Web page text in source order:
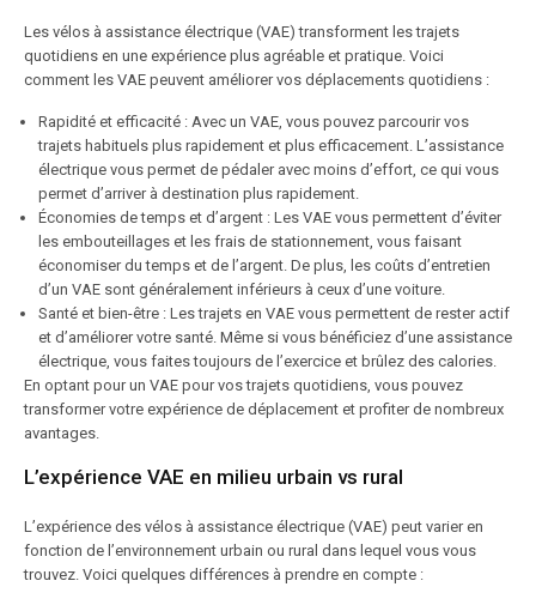
Les vélos à assistance électrique (VAE) transforment les trajets
quotidiens en une expérience plus agréable et pratique. Voici
comment les VAE peuvent améliorer vos déplacements quotidiens :
Rapidité et efficacité : Avec un VAE, vous pouvez parcourir vos
trajets habituels plus rapidement et plus efficacement. L’assistance
électrique vous permet de pédaler avec moins d’effort, ce qui vous
permet d’arriver à destination plus rapidement.
Économies de temps et d’argent : Les VAE vous permettent d’éviter
les embouteillages et les frais de stationnement, vous faisant
économiser du temps et de l’argent. De plus, les coûts d’entretien
d’un VAE sont généralement inférieurs à ceux d’une voiture.
Santé et bien-être : Les trajets en VAE vous permettent de rester actif
et d’améliorer votre santé. Même si vous bénéficiez d’une assistance
électrique, vous faites toujours de l’exercice et brûlez des calories.
En optant pour un VAE pour vos trajets quotidiens, vous pouvez
transformer votre expérience de déplacement et profiter de nombreux
avantages.
L’expérience VAE en milieu urbain vs rural
L’expérience des vélos à assistance électrique (VAE) peut varier en
fonction de l’environnement urbain ou rural dans lequel vous vous
trouvez. Voici quelques différences à prendre en compte :